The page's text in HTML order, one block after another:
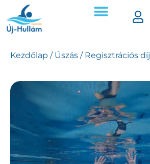
Kezdőlap / Úszás / Regisztrációs díj